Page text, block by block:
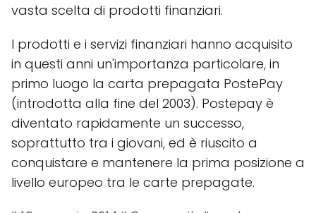
vasta scelta di prodotti finanziari.
I prodotti e i servizi finanziari hanno acquisito
in questi anni un'importanza particolare, in
primo luogo la carta prepagata PostePay
(introdotta alla fine del 2003). Postepay è
diventato rapidamente un successo,
soprattutto tra i giovani, ed è riuscito a
conquistare e mantenere la prima posizione a
livello europeo tra le carte prepagate.